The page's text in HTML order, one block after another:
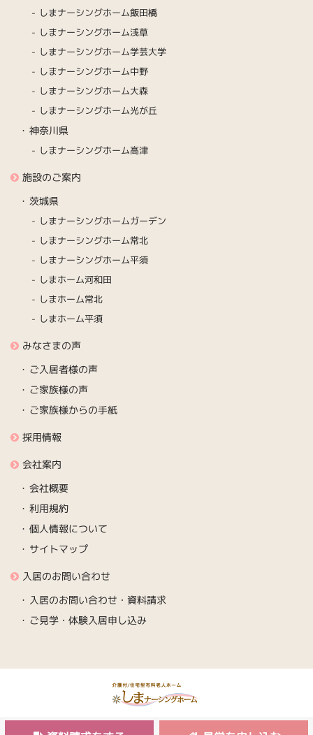
しまナーシングホーム飯田橋
しまナーシングホーム浅草
しまナーシングホーム学芸大学
しまナーシングホーム中野
しまナーシングホーム大森
しまナーシングホーム光が丘
神奈川県
しまナーシングホーム高津
施設のご案内
茨城県
しまナーシングホームガーデン
しまナーシングホーム常北
しまナーシングホーム平須
しまホーム河和田
しまホーム常北
しまホーム平須
みなさまの声
ご入居者様の声
ご家族様の声
ご家族様からの手紙
採用情報
会社案内
会社概要
利用規約
個人情報について
サイトマップ
入居のお問い合わせ
入居のお問い合わせ・資料請求
ご見学・体験入居申し込み